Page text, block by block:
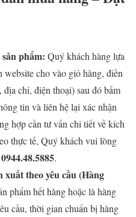
phẩm: Quý khách hàng lựa
website cho vào giỏ hàng, điền
chỉ, điện thoại) sau đó bấm
tin và liên hệ lại xác nhận
hợp cần tư vấn chi tiết về kích
thực tế, Quý khách vui lòng
0944.48.5885.
theo yêu cầu (Hàng
phẩm hết hàng hoặc là hàng
cầu, thời gian chuẩn bị hàng